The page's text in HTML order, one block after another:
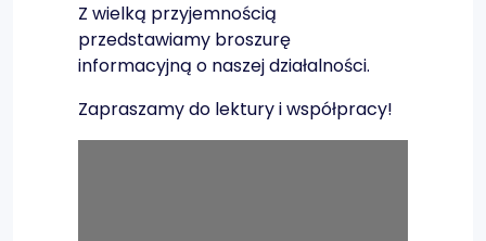
Z wielką przyjemnością
przedstawiamy broszurę
informacyjną o naszej działalności.
Zapraszamy do lektury i współpracy!